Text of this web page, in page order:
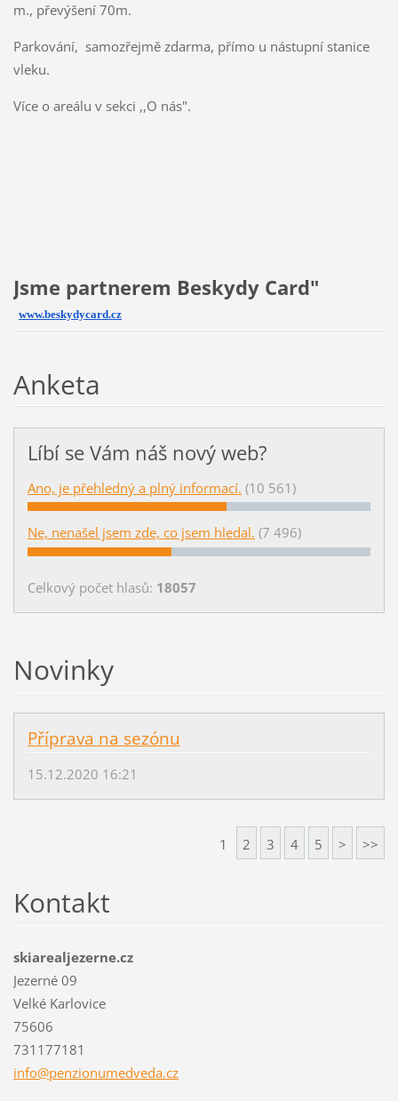
m., převýšení 70m.
Parkování, samozřejmě zdarma, přímo u nástupní stanice
vleku.
Více o areálu v sekci ,,O nás".
Jsme partnerem Beskydy Card"
www.beskydycard.cz
Anketa
Líbí se Vám náš nový web?
Ano, je přehledný a plný informací. (10 561)
Ne, nenašel jsem zde, co jsem hledal. (7 496)
Celkový počet hlasů: 18057
Novinky
Příprava na sezónu
15.12.2020 16:21
1 2 3 4 5 > >>
Kontakt
skiarealjezerne.cz
Jezerné 09
Velké Karlovice
75606
731177181
info@penzionumedveda.cz